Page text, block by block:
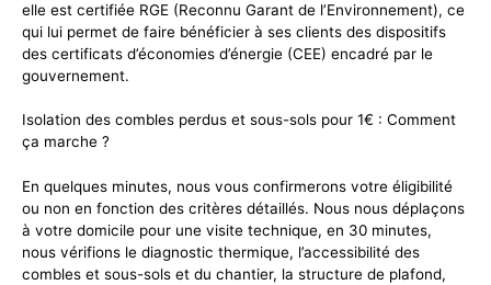
elle est certifiée RGE (Reconnu Garant de l’Environnement), ce
qui lui permet de faire bénéficier à ses clients des dispositifs
des certificats d’économies d’énergie (CEE) encadré par le
gouvernement.
Isolation des combles perdus et sous-sols pour 1€ : Comment
ça marche ?
En quelques minutes, nous vous confirmerons votre éligibilité
ou non en fonction des critères détaillés. Nous nous déplaçons
à votre domicile pour une visite technique, en 30 minutes,
nous vérifions le diagnostic thermique, l’accessibilité des
combles et sous-sols et du chantier, la structure de plafond,